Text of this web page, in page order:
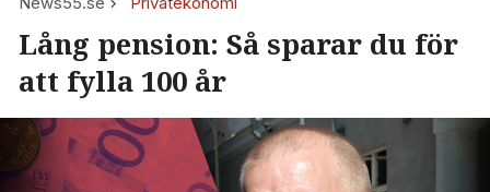
Lång pension: Så sparar du för
att fylla 100 år